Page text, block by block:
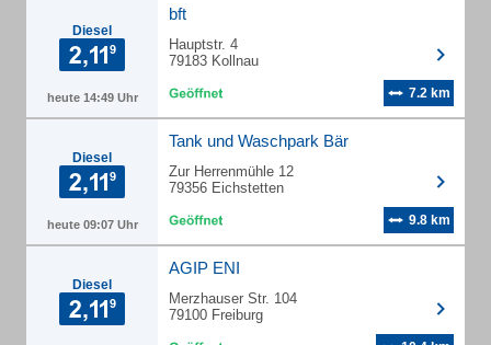
Diesel
heute 14:49 Uhr
bft
Hauptstr. 4
79183 Kollnau
7.2 km
Diesel
heute 09:07 Uhr
Tank und Waschpark Bär
Zur Herrenmühle 12
79356 Eichstetten
9.8 km
Diesel
AGIP ENI
Merzhauser Str. 104
79100 Freiburg